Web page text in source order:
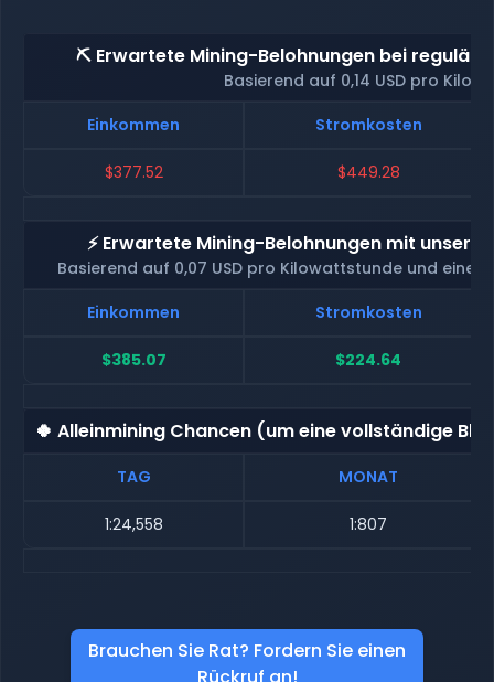
⛏️ Erwartete Mining-Belohnungen bei
Basierend auf 0,14 USD pro
Einkommen
Stromkosten
$377.52 $449.28
⚡ Erwartete Mining-Belohnungen mit
Basierend auf 0,07 USD pro Kilowattstunde und
Einkommen
Stromkosten
$385.07 $224.64
🍀 Alleinmining Chancen (um eine vollständige
TAG MONAT
1:24,558 1:807
Brauchen Sie Rat? Fordern Sie einen